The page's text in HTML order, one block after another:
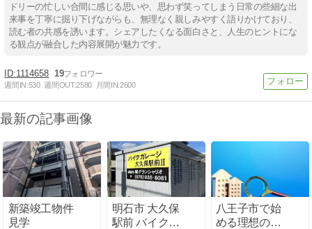
ドリーの忙しい合間に感じる思いや、思わず笑ってしまう日常の些細な出
来事を丁寧に掘り下げながらも、無理なく親しみやすく語りかけており、
読む者の共感を誘います。シェアしたくなる面白さと、人生のヒントにな
る観点が融合した内容展開が魅力です。
1114658 19
週間IN:530 週間OUT:2580 月間IN:2600
最新の記事画像
新築竣工物件
見学
明石市 大久保
駅前 バイクガ
八王子市で始
める理想の家